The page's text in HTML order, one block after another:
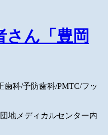
科/予防歯科/PMTC/フッ
地メディカルセンター内